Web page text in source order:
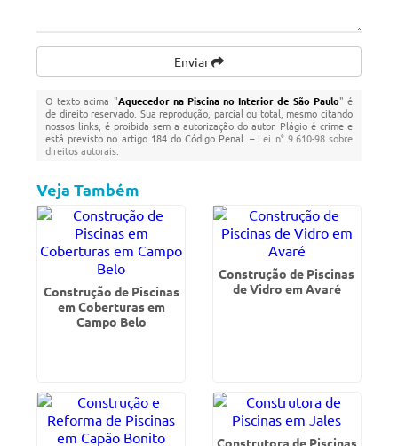
Enviar
O texto acima "Aquecedor na Piscina no Interior de São Paulo" é
de direito reservado. Sua reprodução, parcial ou total, mesmo citando
nossos links, é proibida sem a autorização do autor. Plágio é crime e
está previsto no artigo 184 do Código Penal. – Lei n° 9.610-98 sobre
direitos autorais
Veja Também
Construção de Piscinas
em Coberturas em
Campo Belo
Construção de Piscinas
de Vidro em Avaré
Construtora de Piscinas